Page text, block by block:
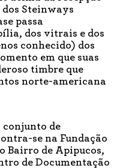
dos Steinways
passa
dos vitrais e dos
conhecido) dos
em que suas
timbre que
norte-americana
conjunto de
se na Fundação
Bairro de Apipucos,
de Documentação